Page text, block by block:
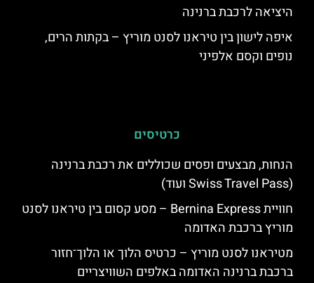
היציאה לרכבת ברנינה
איפה לישון בין טיראנו לסנט מוריץ – בקתות הרים,
נופים וקסם אלפיני
כרטיסים
הנחות, מבצעים ופסים שכוללים את רכבת ברנינה
(Swiss Travel Pass ועוד)
חוויית Bernina Express – מסע קסום בין טיראנו לסנט
מוריץ ברכבת האדומה
מטיראנו לסנט מוריץ – כרטיס הלוך או הלוך־חזור
ברכבת ברנינה האדומה באלפים השוויצריים